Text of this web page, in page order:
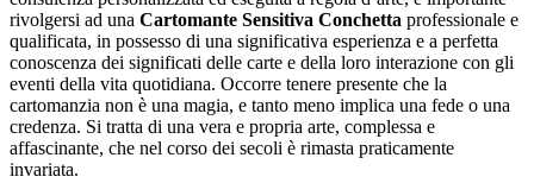
rivolgersi ad una Cartomante Sensitiva Conchetta professionale e
qualificata, in possesso di una significativa esperienza e a perfetta
conoscenza dei significati delle carte e della loro interazione con gli
eventi della vita quotidiana. Occorre tenere presente che la
cartomanzia non è una magia, e tanto meno implica una fede o una
credenza. Si tratta di una vera e propria arte, complessa e
affascinante, che nel corso dei secoli è rimasta praticamente
invariata.